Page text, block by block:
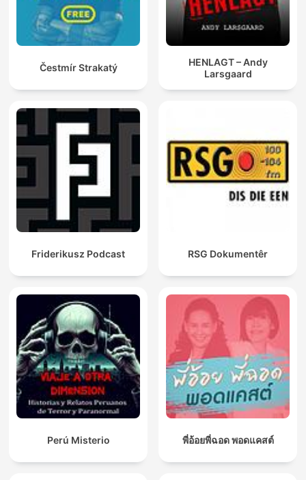
Čestmír Strakatý
HENLAGT – Andy
Larsgaard
Friderikusz Podcast RSG Dokumentêr
Perú Misterio พี่อ้อยพี่ฉอด พอดแคสต์